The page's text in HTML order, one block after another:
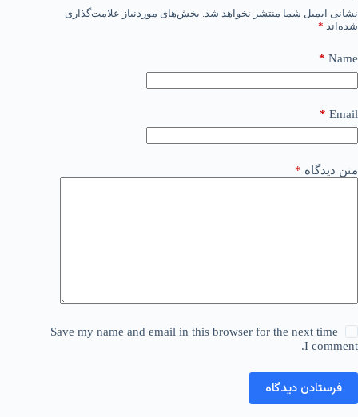
نشانی ایمیل شما منتشر نخواهد شد. بخش‌های موردنیاز علامت‌گذاری
شده‌اند *
Name
*
Email
*
متن دیدگاه *
Save my name and email in this browser for the next time
I comment.
فرستادن دیدگاه